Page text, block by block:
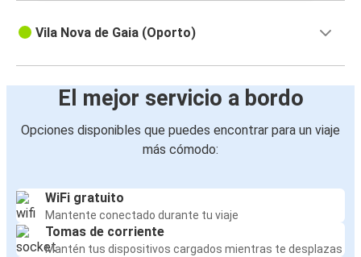
Vila Nova de Gaia (Oporto)
El mejor servicio a bordo
Opciones disponibles que puedes encontrar para un viaje
más cómodo:
WiFi gratuito
Mantente conectado durante tu viaje
Tomas de corriente
Mantén tus dispositivos cargados mientras te desplazas